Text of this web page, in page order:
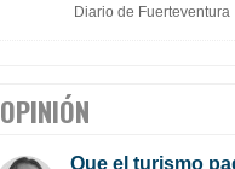
Diario de Fuerteventura
OPINIÓN
Que el turismo